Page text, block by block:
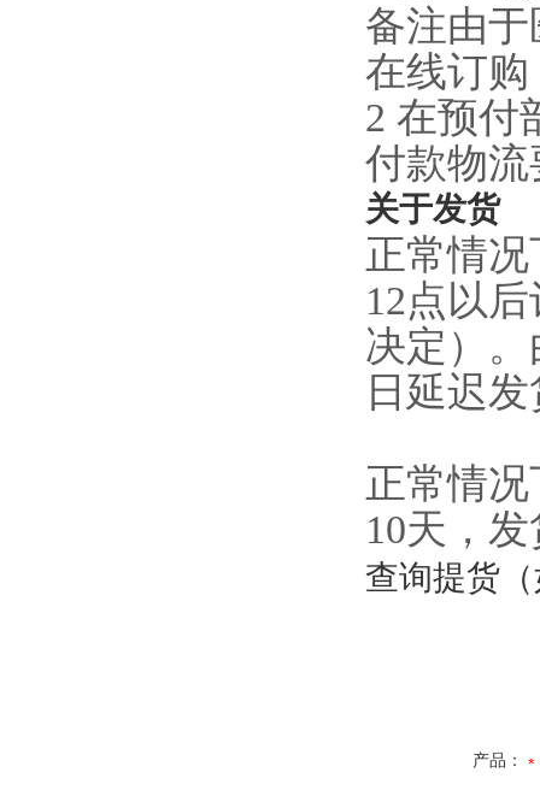
备注由
在线订
2 在预付
付款物
关于发货
正常情
12点以
决定）
日延迟
正常情
10天，
查询提货
产品：